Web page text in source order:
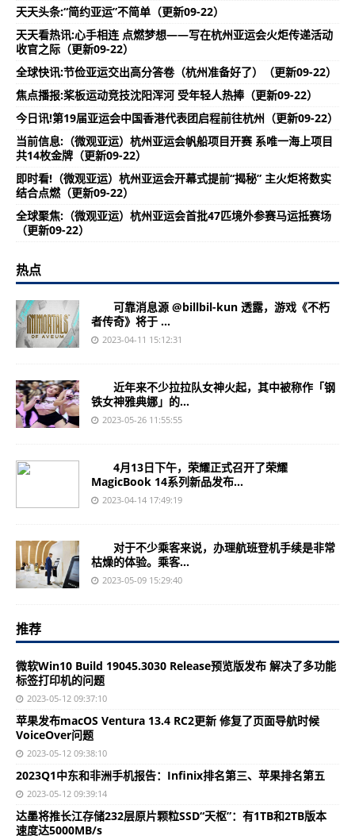
天天头条:“简约亚运”不简单（更新09-22）
天天看热讯:心手相连 点燃梦想——写在杭州亚运会火炬传递活动
收官之际（更新09-22）
全球快讯:节俭亚运交出高分答卷（杭州准备好了）（更新09-22）
焦点播报:桨板运动竞技沈阳浑河 受年轻人热捧（更新09-22）
今日讯!第19届亚运会中国香港代表团启程前往杭州（更新09-22）
当前信息:（微观亚运）杭州亚运会帆船项目开赛 系唯一海上项目
共14枚金牌（更新09-22）
即时看!（微观亚运）杭州亚运会开幕式提前“揭秘” 主火炬将数实
结合点燃（更新09-22）
全球聚焦:（微观亚运）杭州亚运会首批47匹境外参赛马运抵赛场
（更新09-22）
热点
可靠消息源 @billbil-kun 透露，游戏《不朽
者传奇》将于 ...
2023-04-11 15:12:31
近年来不少拉拉队女神火起，其中被称作「钢
铁女神雅典娜」的...
2023-05-26 11:55:55
4月13日下午，荣耀正式召开了荣耀
MagicBook 14系列新品发布...
2023-04-14 17:49:19
对于不少乘客来说，办理航班登机手续是非常
枯燥的体验。乘客...
2023-05-09 15:29:40
推荐
微软Win10 Build 19045.3030 Release预览版发布 解决了多功能
标签打印机的问题
2023-05-12 09:37:10
苹果发布macOS Ventura 13.4 RC2更新 修复了页面导航时候
VoiceOver问题
2023-05-12 09:38:10
2023Q1中东和非洲手机报告：Infinix排名第三、苹果排名第五
2023-05-12 09:39:14
达墨将推长江存储232层原片颗粒SSD“天枢”：有1TB和2TB版本
速度达5000MB/s